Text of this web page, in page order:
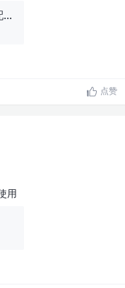
10篇文章带你手摸手封装gin框架(2)- Viper配置管理
点赞
用